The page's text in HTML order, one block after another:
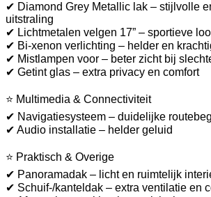
✔ Diamond Grey Metallic lak – stijlvolle
uitstraling
✔ Lichtmetalen velgen 17” – sportieve
✔ Bi-xenon verlichting – helder en
✔ Mistlampen voor – beter zicht bij
✔ Getint glas – extra privacy en comfort
⭐ Multimedia & Connectiviteit
✔ Navigatiesysteem – duidelijke
✔ Audio installatie – helder geluid
⭐ Praktisch & Overige
✔ Panoramadak – licht en ruimtelijk
✔ Schuif-/kanteldak – extra ventilatie en